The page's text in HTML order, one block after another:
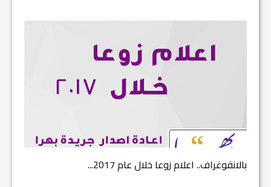
بالانفوغراف.. اعلام زوعا خلال عام 2017...